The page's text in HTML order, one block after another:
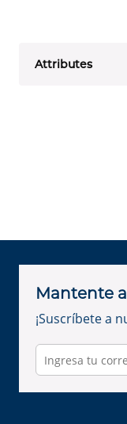
Attributes
Mantente
¡Suscríbete a